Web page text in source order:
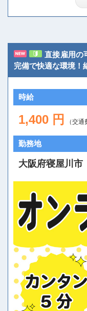
直接雇用の
完備で快適な環境！
時給
1,400 円 （交通
勤務地
大阪府寝屋川市